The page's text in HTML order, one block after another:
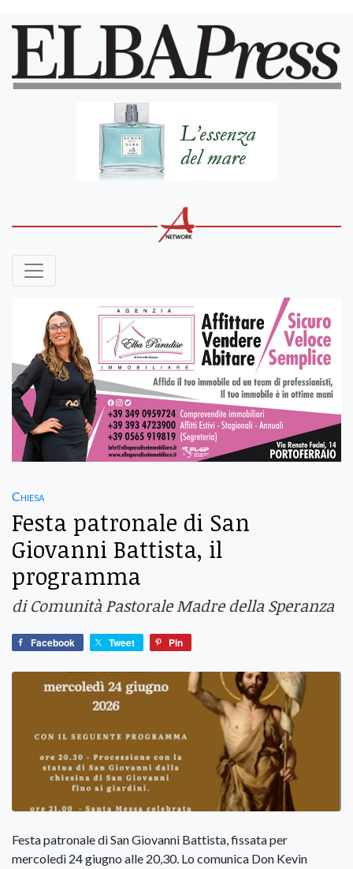
Chiesa
Festa patronale di San
Giovanni Battista, il
programma
di Comunità Pastorale Madre della Speranza
Facebook Tweet Pin
Festa patronale di San Giovanni Battista, fissata per
mercoledì 24 giugno alle 20,30. Lo comunica Don Kevin